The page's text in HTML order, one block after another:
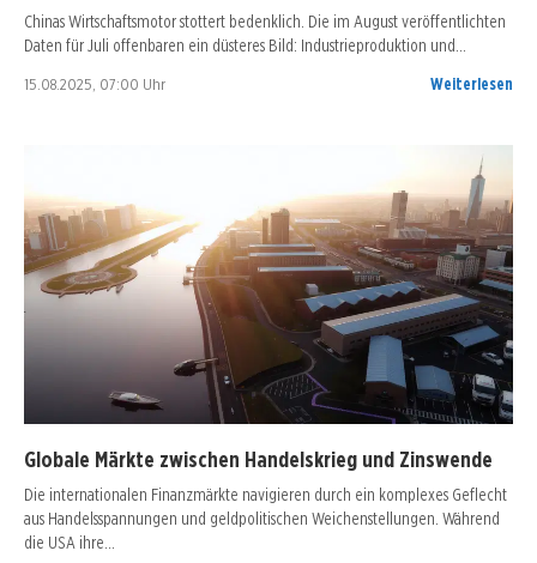
Chinas Wirtschaftsmotor stottert bedenklich. Die im August veröffentlichten
Daten für Juli offenbaren ein düsteres Bild: Industrieproduktion und…
15.08.2025, 07:00 Uhr Weiterlesen
Globale Märkte zwischen Handelskrieg und Zinswende
Die internationalen Finanzmärkte navigieren durch ein komplexes Geflecht
aus Handelsspannungen und geldpolitischen Weichenstellungen. Während
die USA ihre…